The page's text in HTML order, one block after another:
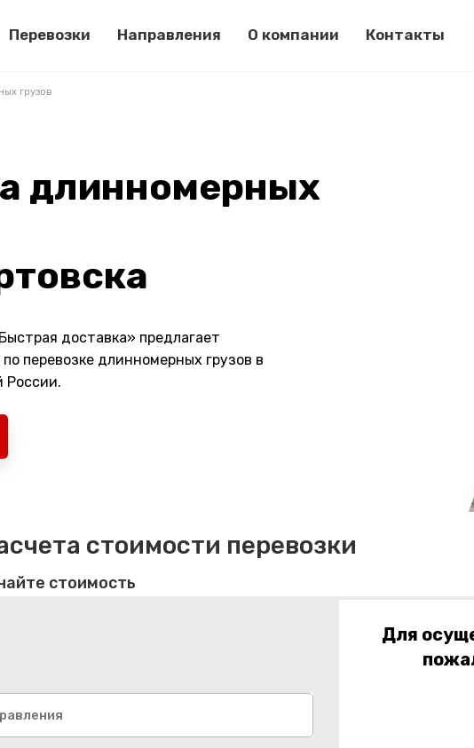
Перевозки Направления О компании Контакты
грузов
длинномерных
доставка» предлагает
перевозке длинномерных грузов в
России.
стоимости перевозки
стоимость
Для